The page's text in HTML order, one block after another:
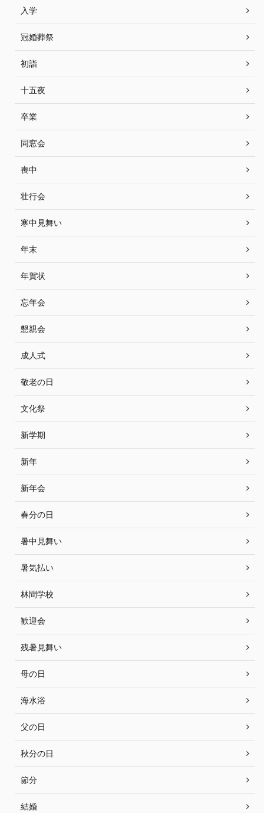
入学
冠婚葬祭
初詣
十五夜
卒業
同窓会
喪中
壮行会
寒中見舞い
年末
年賀状
忘年会
懇親会
成人式
敬老の日
文化祭
新学期
新年
新年会
春分の日
暑中見舞い
暑気払い
林間学校
歓迎会
残暑見舞い
母の日
海水浴
父の日
秋分の日
節分
結婚